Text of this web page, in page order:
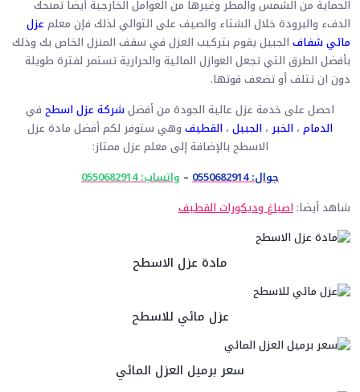
الحماية من الشمس والمطر وغيرها من العوامل الخارجية أيضا تمنحك
الدفء والبرودة خلال الشتاء والصيف على التوالي لذلك فإن معلم عزل
مائي شفاف الجبيل يقوم بتركيب العزل في سقف المنزل الخاص بك وذلك
بأفضل الطرق التي تجعل العوازل المائية والحرارية تستمر لفترة طويلة
دون ان تتلف أو تضعف قوتها.
احصل على خدمة عزل عالية الجودة من أفضلشركة عزل اسطح في
الدمام ، الخبر ، الجبيل ، القطيف وهي ستوفر لكم أفضل مادة عزل
الاسطح بالإضافة إلى معلم عزل ممتاز:
جوال: 0550682914
– واتساب: 0550682914
شاهد أيضا:اصباغ وديكورات القطيف
مادة عزل الاسطح
عزل مائي للاسطح
سعر برميل العزل المائي